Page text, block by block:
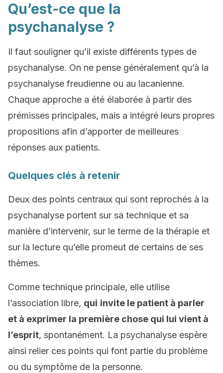
Qu’est-ce que la
psychanalyse ?
Il faut souligner qu’il existe différents types de
psychanalyse. On ne pense généralement qu’à la
psychanalyse freudienne ou au lacanienne.
Chaque approche a été élaborée à partir des
prémisses principales, mais a intégré leurs propres
propositions afin d’apporter de meilleures
réponses aux patients.
Quelques clés à retenir
Deux des points centraux qui sont reprochés à la
psychanalyse portent sur sa technique et sa
manière d’intervenir, sur le terme de la thérapie et
sur la lecture qu’elle promeut de certains de ses
thèmes.
Comme technique principale, elle utilise
l’association libre, qui invite le patient à parler
et à exprimer la première chose qui lui vient à
l’esprit, spontanément. La psychanalyse espère
ainsi relier ces points qui font partie du problème
ou du symptôme de la personne.